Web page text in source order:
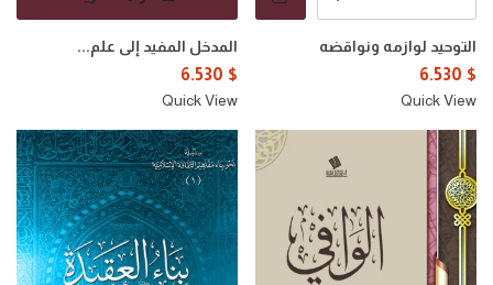
التوحيد لوازمه ونواقضه
6.530 $
Quick View
المدخل المفيد إلى علم...
6.530 $
Quick View